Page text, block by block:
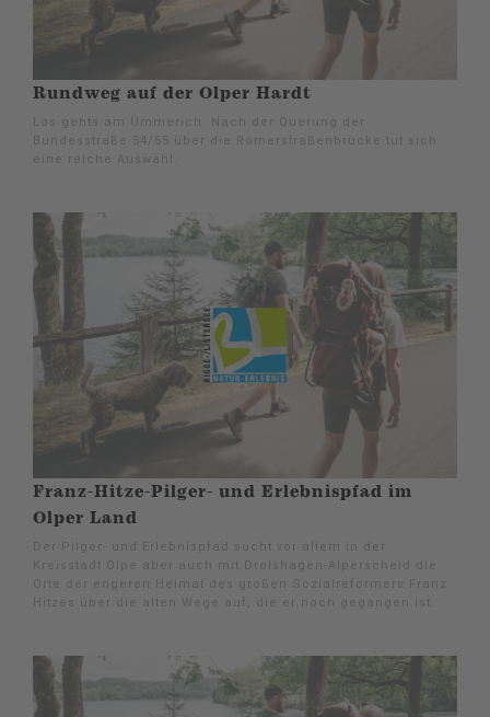
Rundweg auf der Olper Hardt
Los gehts am Ümmerich. Nach der Querung der
Bundesstraße 54/55 über die Römerstraßenbrücke tut sich
eine reiche Auswahl.
Franz-Hitze-Pilger- und Erlebnispfad im
Olper Land
Der Pilger- und Erlebnispfad sucht vor allem in der
Kreisstadt Olpe aber auch mit Drolshagen-Alperscheid die
Orte der engeren Heimat des großen Sozialreformers Franz
Hitzes über die alten Wege auf, die er noch gegangen ist.